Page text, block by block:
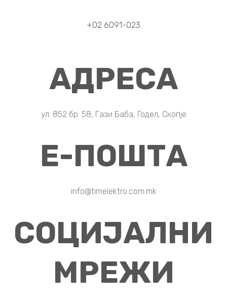
+02 6091-023
АДРЕСА
ул. 852 бр. 58, Гази Баба, Годел, Скопје
Е-ПОШТА
info@timelektro.com.mk
СОЦИЈАЛНИ
МРЕЖИ